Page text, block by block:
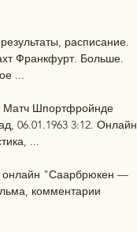
расписание.
Франкфурт. Больше.
...
Матч Шпортфройнде
06.01.1963 3:12. Онлайн
...
онлайн "Саарбрюкен —
комментарии